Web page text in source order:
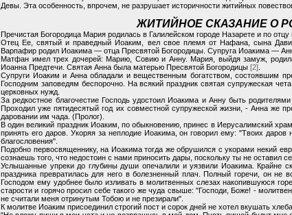
Девы. Эта особенность, впрочем, не разрушает историчности житийных
ЖИТИЙНОЕ СКАЗАНИЕ О
Пречистая Богородица Мария родилась в Галилейском городе Назарете и по
Отец Ее, святый и праведный Иоаким, вел свое племя от Нафана, сына
Варпафир родил Иоакима — отца Пресвятой Богородицы. Супруга Иоакима —
Матфан имел трех дочерей: Марию, Совию и Анну. Мария, выйдя замуж,
Иоанна Предтечи. Святая Анна была матерью Пресвятой Богородицы [2]
Супруги Иоаким и Анна обладали и вещественным богатством, состоявшим
Господним заповедям беспорочно. На всякий праздник святая супружеская
церковных нужд.
За редкостное благочестие Господь удостоил Иоакима и Анну быть
Проходил уже пятидесятый год их совместной супружеской жизни, - Анна же
даровании им чада. (Пролог).
В один великий праздник Иоаким, по обыкновению, принес в Иерусалимский
принять его даров. Укоряя за неплодие Иоакима, он говорил ему: "Твоих
благословения".
Подобно первосвященнику, на Иоакима тогда же обрушился с укорами некий
сознаешь того, что недостоин с нами приносить дары, поскольку ты не оставил
Услышанные упреки до глубины души опечалили и уязвили Иоакима. Крайне
праздника превратилась для него в болезненный плач. Полный горечи, он
Господом ему удобнее было изливать в молитвенных слезах накопившуюся
старости и горячо просил себе такого же чуда свыше: "Господи, Боже! -
не считали меня отринутым Тобою и не презирали".
К молитве Иоаким присоединил строгий пост и сорок дней не хотел вкушать